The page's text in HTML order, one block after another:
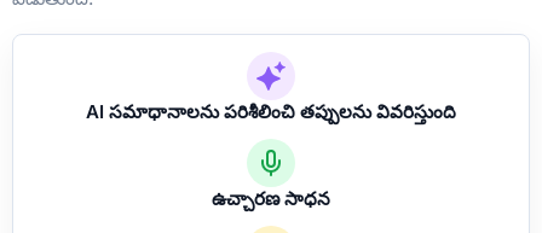
AI సమాధానాలను పరిశీలించి తప్పులను వివరిస్తుంది
ఉచ్చారణ సాధన